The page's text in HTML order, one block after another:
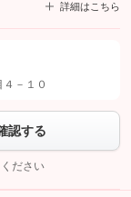
詳細はこちら
「許可する」ボタンを押
せを
－１０
認する
ださい